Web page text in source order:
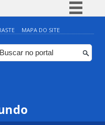
Simplifique!
Comunica BR
Participe
MAPA DO SITE